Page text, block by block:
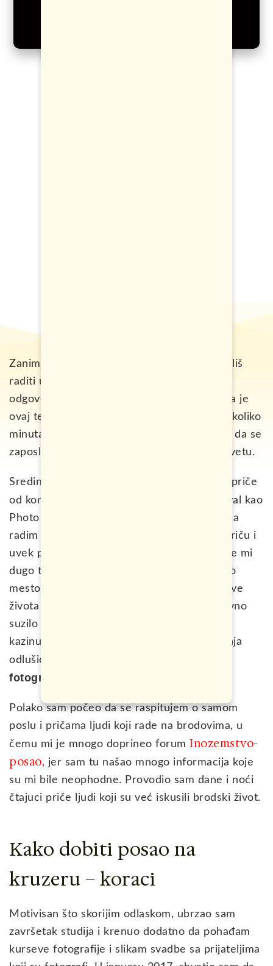
Zanima te kako dobiti posao na kruzeru? Želiš
raditi u inostranstvu? Ako si u svojoj glavi
odgovorio potvrdno na ova dva pitanja, onda je
ovaj tekst baš za tebe, jer ćeš kroz samo nekoliko
minuta čitanja saznati sve što ti je potrebno da se
zaposliš na nekom od najboljih kruzera na svetu.
Sredinom 2016. godine, nakon što sam čuo priče
od komšinice
koja je radila za Carnival kao
Photo Menadžer, shvatio sam da i ja želim da
radim na brodu. Brzo me je uputila u celu priču i
uvek pomagala kada je to bilo potrebno. Nije mi
dugo trebalo da se odlučim za buduće radno
mesto, jer sam čuo da staff ima mnogo uslove
života nego ostala posada, što mi je definitivno
suzilo izbor na pozicije fotografa, krupijea u
kazinu ili prodavca u šopu. Nakon razmišljanja
odlušio sam da krenem putem
fotografa
Polako sam počeo da se raspitujem o samom
poslu i pričama ljudi koji rade na brodovima, u
čemu mi je mnogo doprineo forum Inozemstvo-
posao, jer sam tu našao mnogo informacija koje
su mi bile neophodne. Provodio sam dane i noći
čtajuci priče ljudi koji su već iskusili brodski život.
Kako dobiti posao na
kruzeru – koraci
Motivisan što skorijim odlaskom, ubrzao sam
završetak studija i krenuo dodatno da pohađam
kurseve fotografije i slikam svadbe sa prijateljima